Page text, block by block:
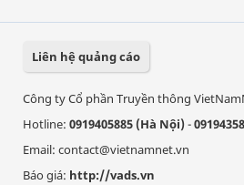
Liên hệ quảng cáo
Công ty Cổ phần Truyền thông
Hotline: 0919405885 (Hà Nội)-
Email: contact@vietnamnet.vn
Báo giá: http://vads.vn